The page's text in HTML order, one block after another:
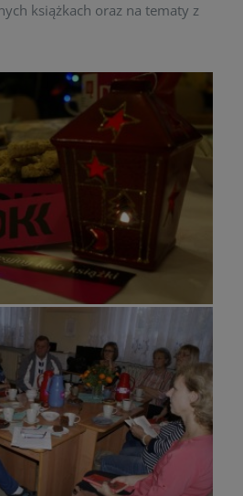
książkach oraz na tematy z